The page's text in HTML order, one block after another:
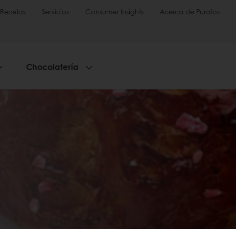
Recetas Servicios Consumer Insights Acerca de Puratos
Chocolatería